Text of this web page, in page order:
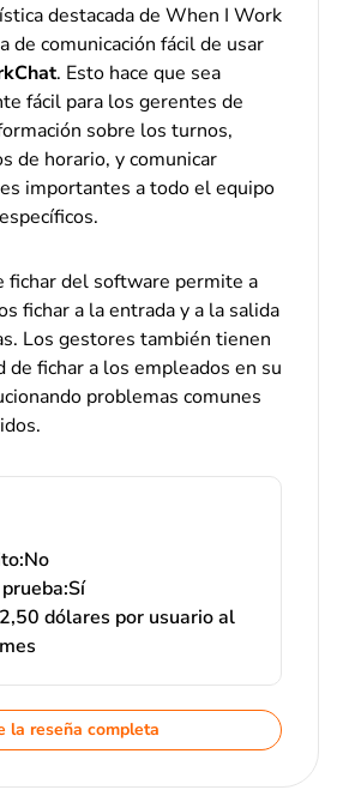
destacada de When I Work
de comunicación fácil de usar
. Esto hace que sea
fácil para los gerentes de
sobre los turnos,
de horario, y comunicar
importantes a todo el equipo
fichar del software permite a
fichar a la entrada y a la salida
Los gestores también tienen
de fichar a los empleados en su
problemas comunes
No
Sí
2,50 dólares por usuario al
mes
la reseña completa